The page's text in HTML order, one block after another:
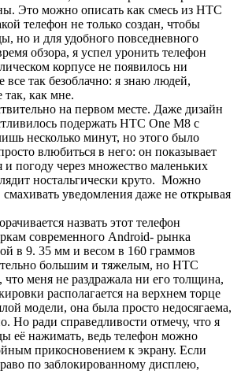
Это можно описать как смесь из HTC
телефон не только создан, чтобы
но и для удобного повседневного
обзора, я успел уронить телефон
корпусе не появилось ни
так безоблачно: я знаю людей,
так, как мне.
на первом месте. Даже дизайн
подержать HTC One M8 с
несколько минут, но этого было
влюбиться в него: он показывает
и погоду через множество маленьких
ностальгически круто. Можно
смахивать уведомления даже не открывая
назвать этот телефон
современного Android- рынка
в 9. 35 мм и весом в 160 граммов
большим и тяжелым, но HTC
что меня не раздражала ни его толщина,
располагается на верхнем торце
модели, она была просто недосягаема,
Но ради справедливости отмечу, что я
её нажимать, ведь телефон можно
прикосновением к экрану. Если
по заблокированному дисплею,